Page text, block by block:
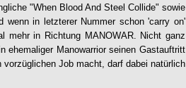
"When Blood And Steel Collide" sowie
wenn in letzterer Nummer schon 'carry on'
mehr in Richtung MANOWAR. Nicht ganz
Manowarrior seinen Gastauftritt
Job macht, darf dabei natürlich